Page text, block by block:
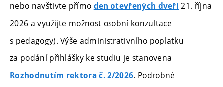
nebo navštivte přímo den otevřených dveří21. října
2026 a využijte možnost osobní konzultace
s pedagogy). Výše administrativního poplatku
za podání přihlášky ke studiu je stanovena
Rozhodnutím rektora č. 2/2026. Podrobné